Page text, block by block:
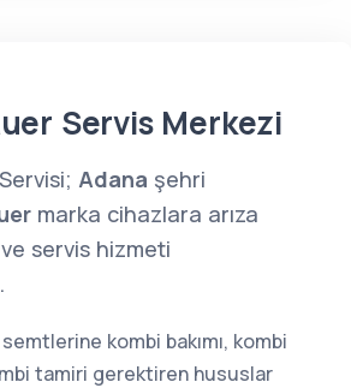
Servis Merkezi
Adana şehri
marka cihazlara arıza
servis hizmeti
kombi bakımı, kombi
tamiri gerektiren hususlar